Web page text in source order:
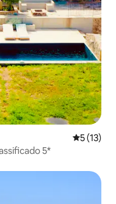
5 de uma
5 (13)
5*